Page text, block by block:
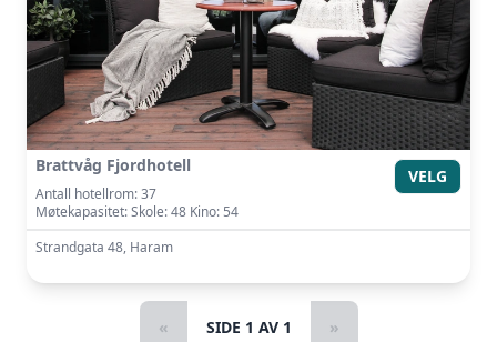
Brattvåg Fjordhotell
Antall hotellrom: 37
Møtekapasitet: Skole: 48 Kino: 54
Strandgata 48, Haram
VELG
« SIDE 1 AV 1 »
LUKK VINDU SEND FORESPØRSEL